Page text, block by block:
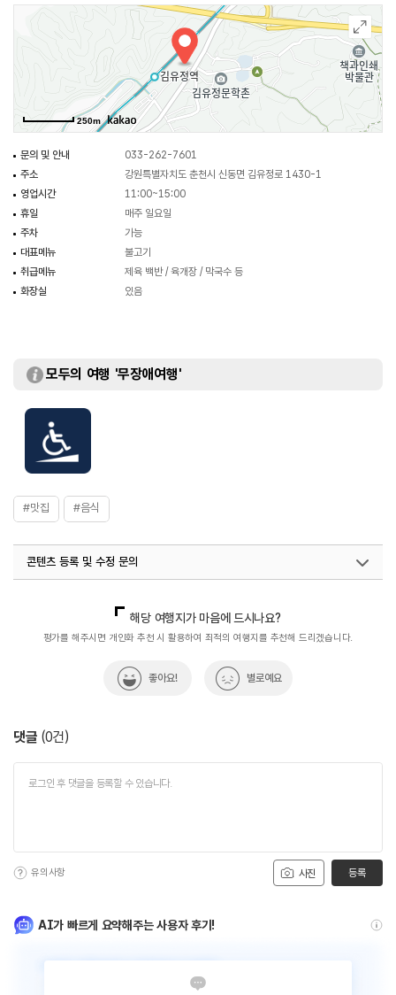
250m
문의 및 안내
033-262-7601
주소
강원특별자치도 춘천시 신동면 김유정로 1430-1
영업시간
11:00~15:00
휴일
매주 일요일
주차
가능
대표메뉴
불고기
취급메뉴
제육 백반 / 육개장 / 막국수 등
화장실
있음
모두의 여행 '무장애여행'
#맛집 #음식
콘텐츠 등록 및 수정 문의
열린관광콘텐츠팀(열린관광-모두의여행)
033-738-3425
해당 여행지가 마음에 드시나요?
평가를 해주시면 개인화 추천 시 활용하여 최적의 여행지를 추천해 드리겠습니다.
좋아요! 별로예요
댓글 (0건)
사진
유의사항 등록
AI가 빠르게 요약해주는 사용자 후기!